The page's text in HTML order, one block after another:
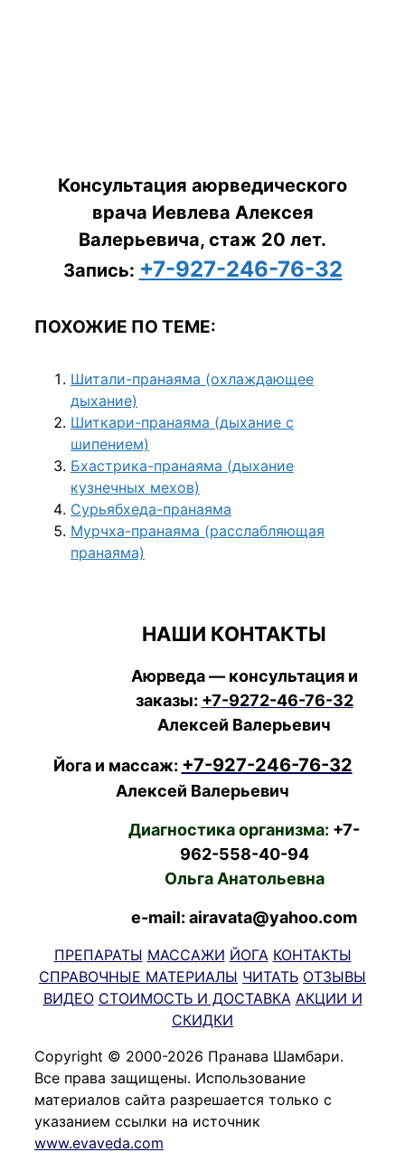
Консультация аюрведического
врача Иевлева Алексея
Валерьевича, стаж 20 лет.
Запись: +7-927-246-76-32
ПОХОЖИЕ ПО ТЕМЕ:
Шитали-пранаяма (охлаждающее
дыхание)
Шиткари-пранаяма (дыхание с
шипением)
Бхастрика-пранаяма (дыхание
кузнечных мехов)
Сурьябхеда-пранаяма
Мурчха-пранаяма (расслабляющая
пранаяма)
НАШИ КОНТАКТЫ
Аюрведа — консультация и
заказы: +7-9272-46-76-32
Алексей Валерьевич
Йога и массаж: +7-927-246-76-32
Алексей Валерьевич
Диагностика организма: +7-
962-558-40-94
Ольга Анатольевна
e-mail: airavata@yahoo.com
ПРЕПАРАТЫ МАССАЖИ ЙОГА КОНТАКТЫ
СПРАВОЧНЫЕ МАТЕРИАЛЫ ЧИТАТЬ ОТЗЫВЫ
ВИДЕО СТОИМОСТЬ И ДОСТАВКА АКЦИИ И
СКИДКИ
Copyright © 2000-2026 Пранава Шамбари.
Все права защищены. Использование
материалов сайта разрешается только с
указанием ссылки на источник
www.evaveda.com